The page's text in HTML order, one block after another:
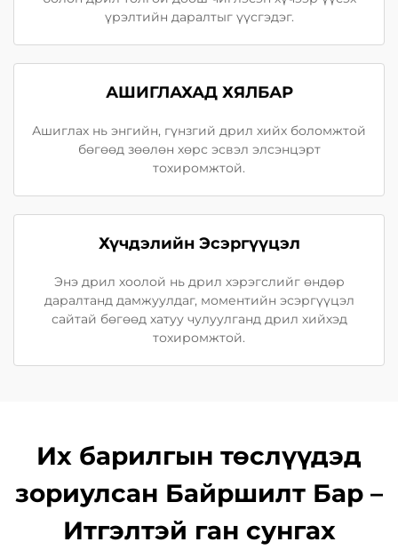
үрэлтийн даралтыг үүсгэдэг.
АШИГЛАХАД ХЯЛБАР
Ашиглах нь энгийн, гүнзгий дрил хийх боломжтой
бөгөөд зөөлөн хөрс эсвэл элсэнцэрт
тохиромжтой.
Хүчдэлийн Эсэргүүцэл
Энэ дрил хоолой нь дрил хэрэгслийг өндөр
даралтанд дамжуулдаг, моментийн эсэргүүцэл
сайтай бөгөөд хатуу чулуулганд дрил хийхэд
тохиромжтой.
Их барилгын төслүүдэд
зориулсан Байршилт Бар –
Итгэлтэй ган сунгах